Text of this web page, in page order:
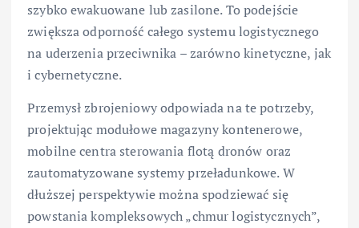
szybko ewakuowane lub zasilone. To podejście
zwiększa odporność całego systemu logistycznego
na uderzenia przeciwnika – zarówno kinetyczne, jak
i cybernetyczne.
Przemysł zbrojeniowy odpowiada na te potrzeby,
projektując modułowe magazyny kontenerowe,
mobilne centra sterowania flotą dronów oraz
zautomatyzowane systemy przeładunkowe. W
dłuższej perspektywie można spodziewać się
powstania kompleksowych „chmur logistycznych”,